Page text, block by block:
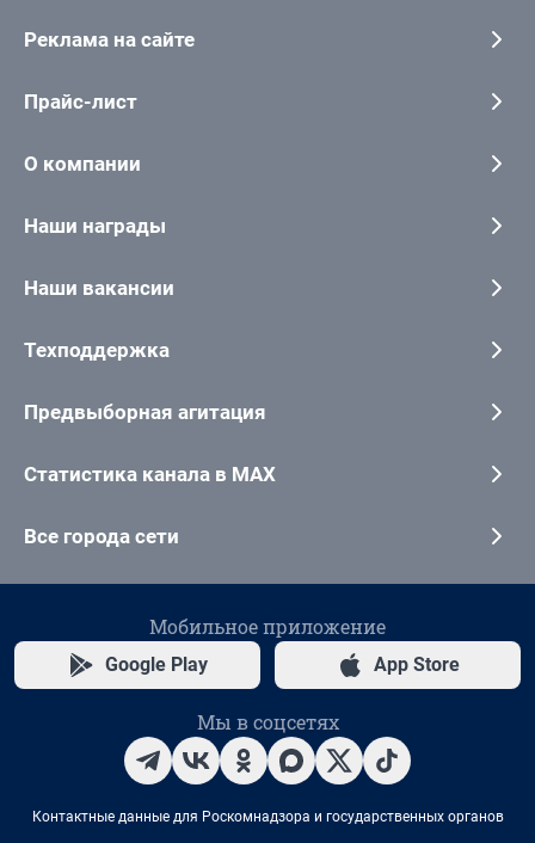
Реклама на сайте
Прайс-лист
О компании
Наши награды
Наши вакансии
Техподдержка
Предвыборная агитация
Статистика канала в MAX
Все города сети
Мобильное приложение
Google Play App Store
Мы в соцсетях
Контактные данные для Роскомнадзора и государственных органов